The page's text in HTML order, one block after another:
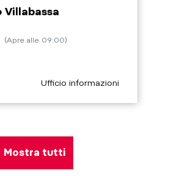
(Apre alle 09:00)
aria.poi_category_prefix
Ufficio informazioni
Mostra tutti